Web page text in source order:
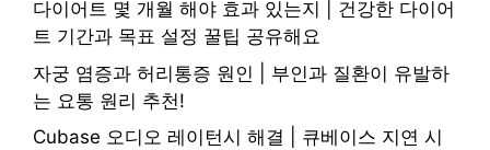
다이어트 몇 개월 해야 효과 있는지 | 건강한 다이어
트 기간과 목표 설정 꿀팁 공유해요
자궁 염증과 허리통증 원인 | 부인과 질환이 유발하
는 요통 원리 추천!
Cubase 오디오 레이턴시 해결 | 큐베이스 지연 시